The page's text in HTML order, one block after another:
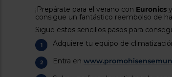
¡Prepárate para el verano con Euronics
consigue un fantástico reembolso de
Sigue estos sencillos pasos para
Adquiere tu equipo de
Entra en